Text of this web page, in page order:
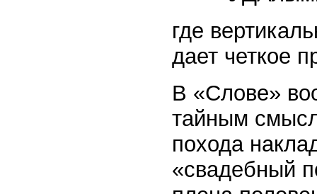
где
дает четкое
В «Слове»
тайным
похода
«свадебный